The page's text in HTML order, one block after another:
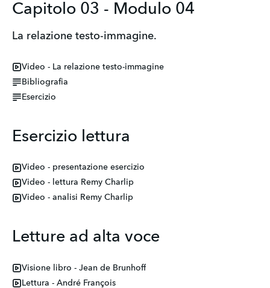
Capitolo 03 - Modulo 04
La relazione testo-immagine.
Video - La relazione testo-immagine
Bibliografia
Esercizio
Esercizio lettura
Video - presentazione esercizio
Video - lettura Remy Charlip
Video - analisi Remy Charlip
Letture ad alta voce
Visione libro - Jean de Brunhoff
Lettura - André François